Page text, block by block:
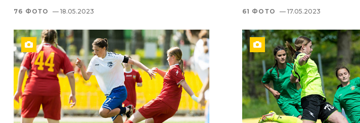
76 ФОТО — 18.05.2023 61 ФОТО — 17.05.2023